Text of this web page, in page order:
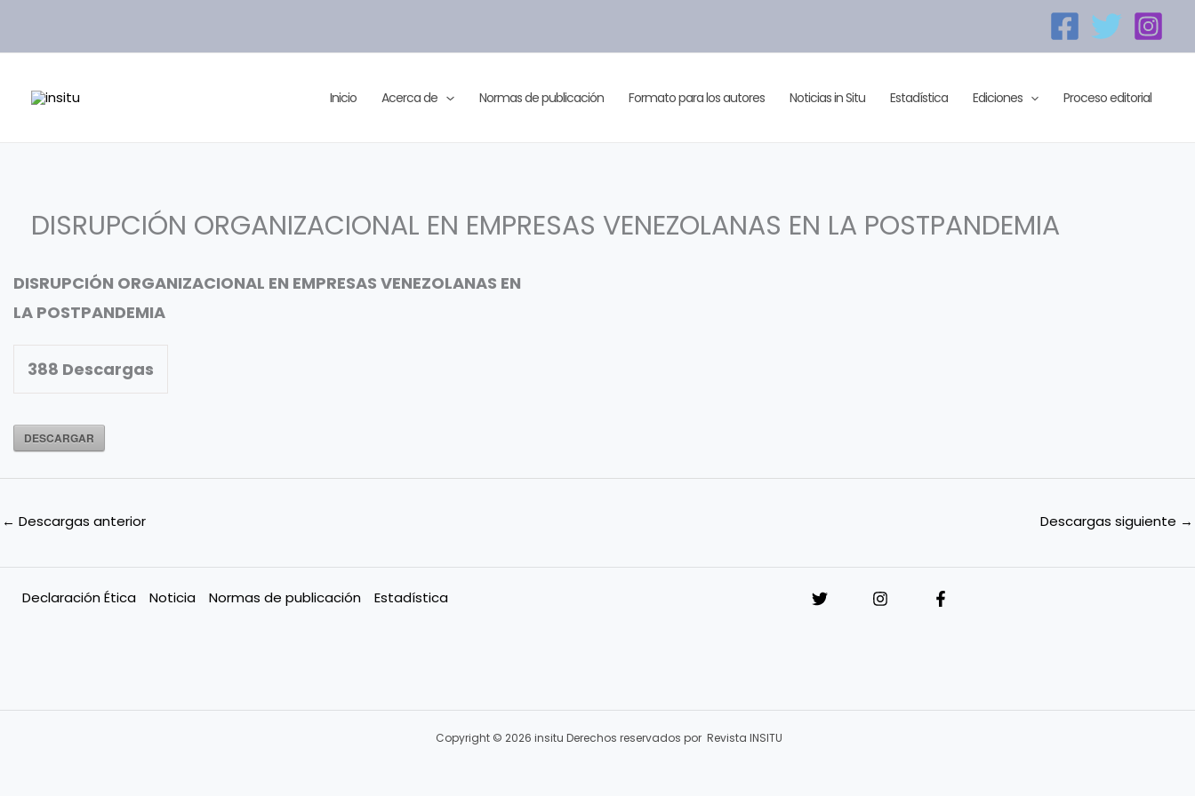
Inicio Acerca de Normas de publicación Formato para los autores Noticias in Situ Estadística Ediciones Proceso editorial
DISRUPCIÓN ORGANIZACIONAL EN EMPRESAS VENEZOLANAS EN LA POSTPANDEMIA
DISRUPCIÓN ORGANIZACIONAL EN EMPRESAS VENEZOLANAS EN
LA POSTPANDEMIA
388 Descargas
DESCARGAR
← Descargas anterior Descargas siguiente →
Declaración Ética Noticia Normas de publicación Estadística
Copyright © 2026 insitu Derechos reservados por Revista INSITU